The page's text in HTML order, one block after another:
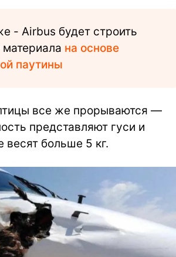
- Airbus будет строить
на основе
паутины
все же прорываются —
представляют гуси и
весят больше 5 кг.